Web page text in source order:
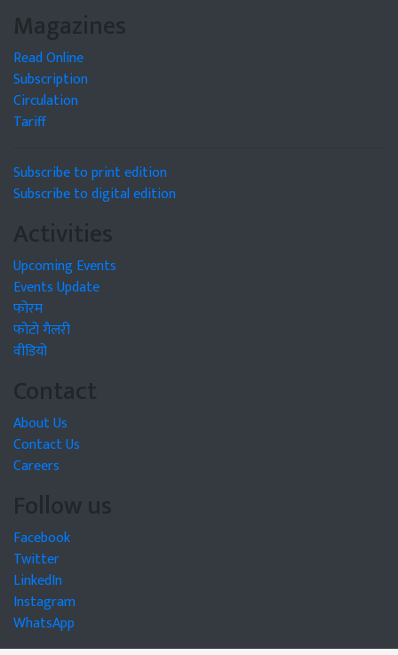
Magazines
Read Online
Subscription
Circulation
Tariff
Subscribe to print edition
Subscribe to digital edition
Activities
Upcoming Events
Events Update
फोरम
फोटो गैलरी
वीडियो
Contact
About Us
Contact Us
Careers
Follow us
Facebook
Twitter
LinkedIn
Instagram
WhatsApp